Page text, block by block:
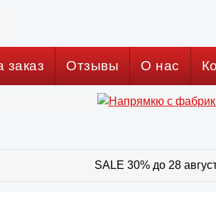
заказ Отзывы О нас
SALE 30% до 28